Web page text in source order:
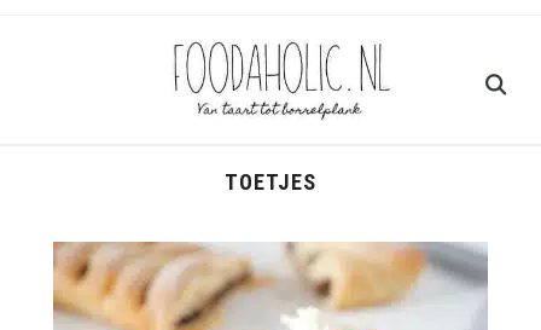
TOETJES